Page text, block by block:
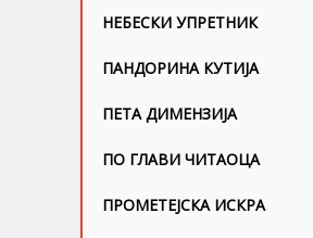
НЕБЕСКИ УПРЕТНИК
ПАНДОРИНА КУТИЈА
ПЕТА ДИМЕНЗИЈА
ПО ГЛАВИ ЧИТАОЦА
ПРОМЕТЕЈСКА ИСКРА